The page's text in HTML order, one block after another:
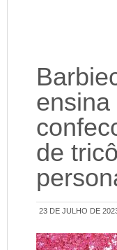
ensina
de
23 DE JULHO DE